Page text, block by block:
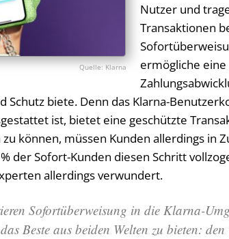
Klarna
Nutzer und
Transaktionen
ermögliche
Schutz biete. Denn das Klarna-
ist, bietet eine geschützte
können, müssen Kunden allerdings in
der Sofort-Kunden diesen Schritt
allerdings verwundert.
Sofortüberweisung in die Klarna-
Beste aus beiden Welten zu bieten: